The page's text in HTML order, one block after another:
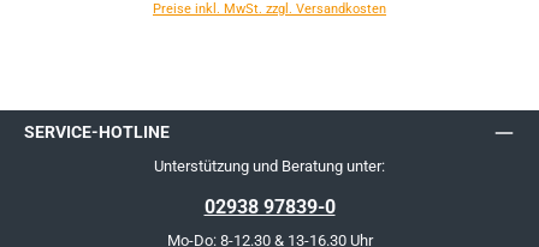
Preise inkl. MwSt. zzgl. Versandkosten
SERVICE-HOTLINE
Unterstützung und Beratung unter:
02938 97839-0
Mo-Do: 8-12.30 & 13-16.30 Uhr